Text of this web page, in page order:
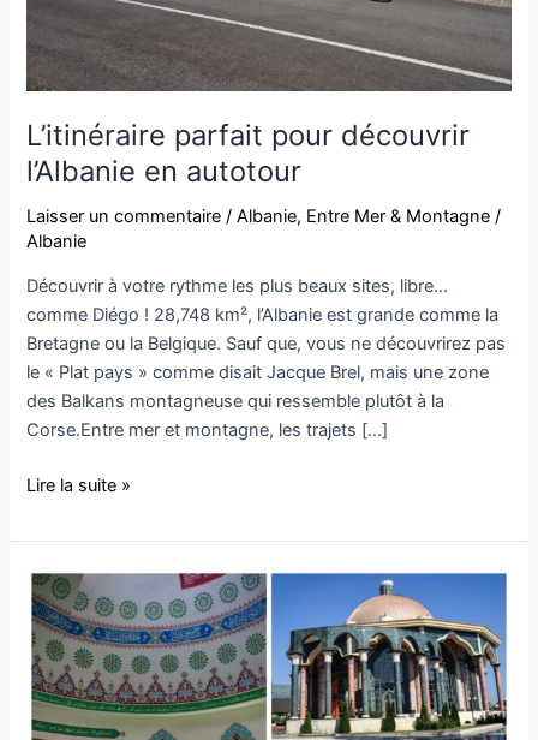
L’itinéraire parfait pour découvrir
l’Albanie en autotour
Laisser un commentaire /Albanie, Entre Mer & Montagne /
Albanie
Découvrir à votre rythme les plus beaux sites, libre…
comme Diégo ! 28,748 km², l’Albanie est grande comme la
Bretagne ou la Belgique. Sauf que, vous ne découvrirez pas
le « Plat pays » comme disait Jacque Brel, mais une zone
des Balkans montagneuse qui ressemble plutôt à la
Corse.Entre mer et montagne, les trajets […]
Lire la suite »
Tirana,
la
capitale
du
pays
des